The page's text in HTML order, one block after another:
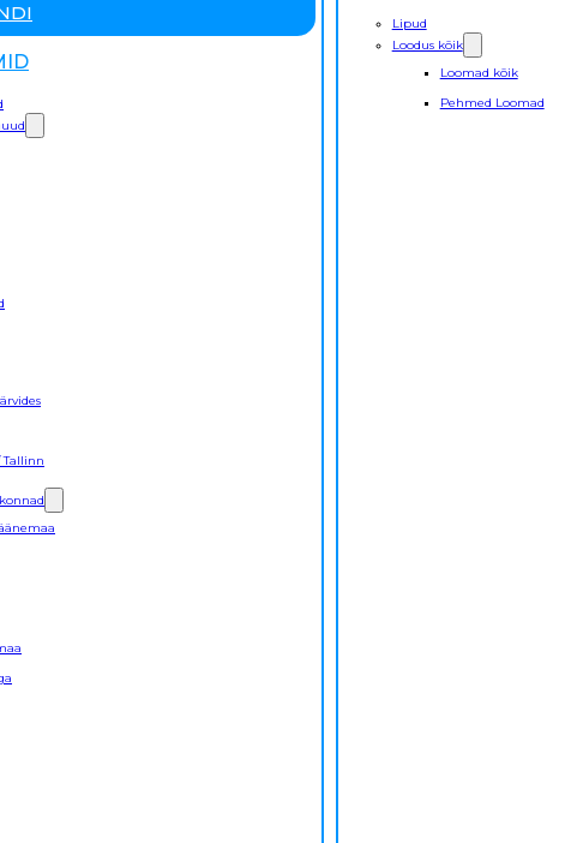
Tallinn
Lipud
Loodus kõik
Loomad kõik
Pehmed Loomad